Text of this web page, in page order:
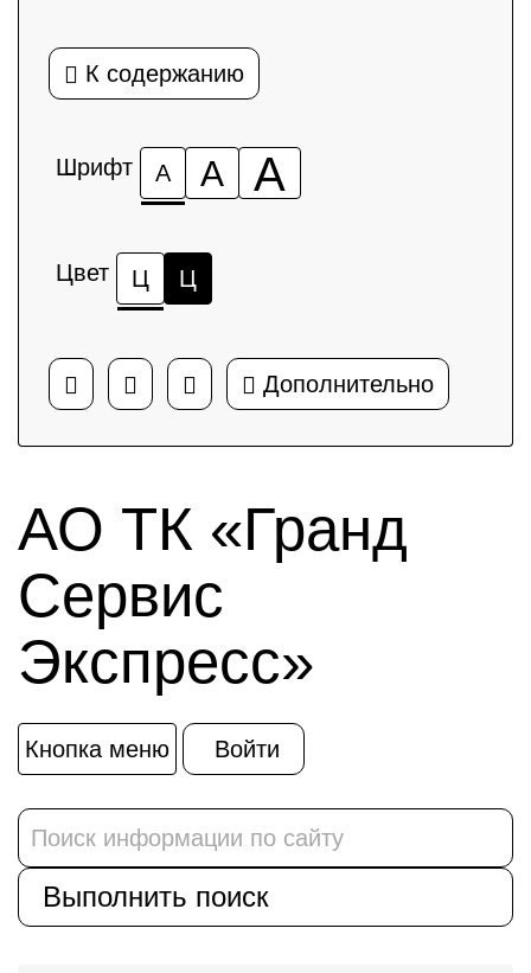
К содержанию
Шрифт А А А
Цвет Ц Ц
Дополнительно
АО ТК «Гранд
Сервис
Экспресс»
Кнопка меню Войти